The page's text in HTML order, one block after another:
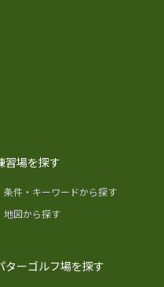
習場を探す
条件・キーワードから探す
地図から探す
ターゴルフ場を探す